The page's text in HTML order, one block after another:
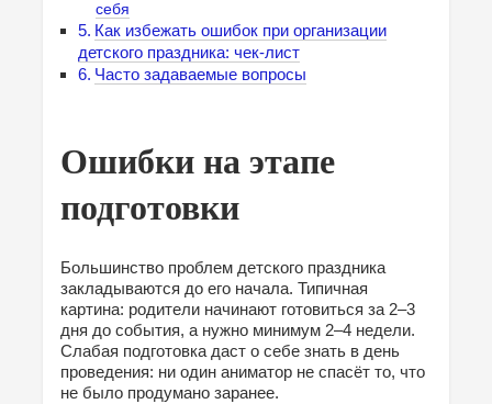
себя
Как избежать ошибок при организации
детского праздника: чек-лист
Часто задаваемые вопросы
Ошибки на этапе
подготовки
Большинство проблем детского праздника
закладываются до его начала. Типичная
картина: родители начинают готовиться за 2–3
дня до события, а нужно минимум 2–4 недели.
Слабая подготовка даст о себе знать в день
проведения: ни один аниматор не спасёт то, что
не было продумано заранее.